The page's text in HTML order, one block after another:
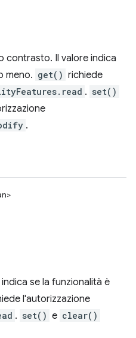
contrasto. Il valore indica
meno. get() richiede
. set()
.
se la funzionalità è
l'autorizzazione
. set() e clear()